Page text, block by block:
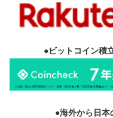
●ビットコイン積
●海外から日本